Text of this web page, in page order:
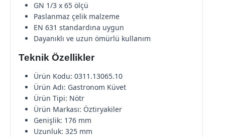
GN 1/3 x 65 ölçü
Paslanmaz çelik malzeme
EN 631 standardına uygun
Dayanıklı ve uzun ömürlü kullanım
Teknik Özellikler
Ürün Kodu: 0311.13065.10
Ürün Adı: Gastronom Küvet
Ürün Tipi: Nötr
Ürün Markası: Öztiryakiler
Genişlik: 176 mm
Uzunluk: 325 mm